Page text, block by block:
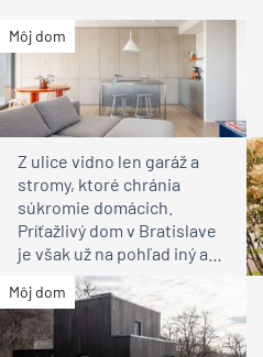
Môj dom
Z ulice vidno len garáž a
stromy, ktoré chránia
súkromie domácich.
Príťažlivý dom v Bratislave
je však už na pohľad iný ako
susedia
Môj dom